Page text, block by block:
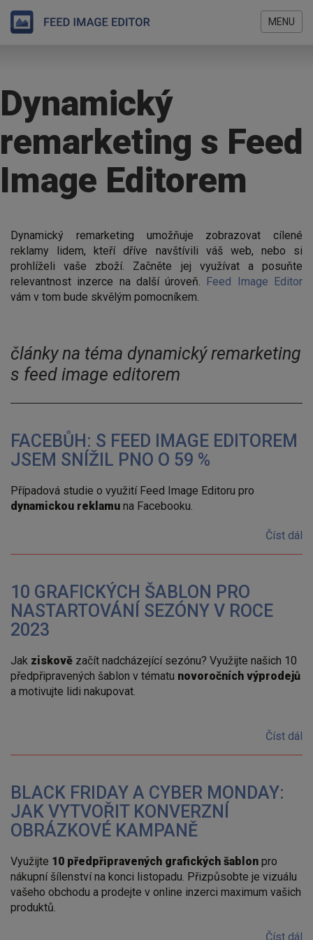
obsahu
MENU
Dynamický
remarketing s Feed
Image Editorem
Dynamický remarketing umožňuje zobrazovat cílené
reklamy lidem, kteří dříve navštívili váš web, nebo si
prohlíželi vaše zboží. Začněte jej využívat a posuňte
relevantnost inzerce na další úroveň. Feed Image Editor
vám v tom bude skvělým pomocníkem.
články na téma dynamický remarketing
s feed image editorem
FACEBŮH: S FEED IMAGE EDITOREM
JSEM SNÍŽIL PNO O 59 %
Případová studie o využití Feed Image Editoru pro
dynamickou reklamu na Facebooku.
Číst dál
10 GRAFICKÝCH ŠABLON PRO
NASTARTOVÁNÍ SEZÓNY V ROCE
2023
Jak ziskově začít nadcházející sezónu? Využijte našich 10
předpřipravených šablon v tématu novoročních výprodejů
a motivujte lidi nakupovat.
Číst dál
BLACK FRIDAY A CYBER MONDAY:
JAK VYTVOŘIT KONVERZNÍ
OBRÁZKOVÉ KAMPANĚ
Využijte 10 předpřipravených grafických šablon pro
nákupní šílenství na konci listopadu. Přizpůsobte je vizuálu
vašeho obchodu a prodejte v online inzerci maximum vašich
produktů.
Číst dál